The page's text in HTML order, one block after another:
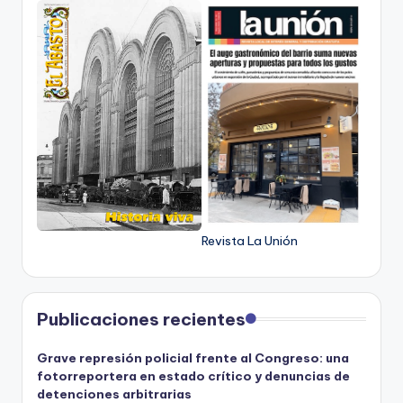
Revista La Unión
Publicaciones recientes
Grave represión policial frente al Congreso: una
fotorreportera en estado crítico y denuncias de
detenciones arbitrarias